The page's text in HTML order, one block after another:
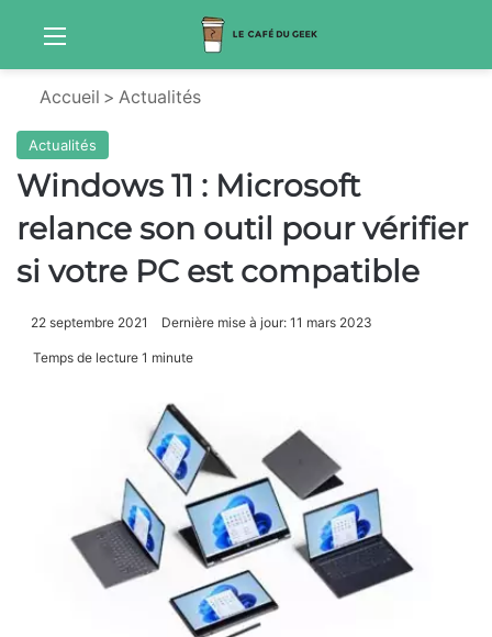
Menu
Accueil > Actualités
Actualités
Windows 11 : Microsoft
relance son outil pour vérifier
si votre PC est compatible
22 septembre 2021 Dernière mise à jour: 11 mars 2023
Temps de lecture 1 minute